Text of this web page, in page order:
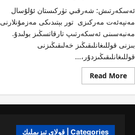
ئەسكەرتىش: شەرقىي تۈركىستان ئۇلۇسال
مەنپەئەت مەركىزى تور بېتىدىكى مەزمۇنلارنى
مەنبەسىنى ئەسكەرتىپ تارقاتسڭىز بولىدۇ.
بىزنى قوللىغانلىقىڭىز خەلىقىڭىزنى
قوللىغانلىقىڭىزدۇر،...
Read More
more
رۇقىيە
تۇردۇش:
سۇئال
ۋە
Categories | قولاي تىزىملىك